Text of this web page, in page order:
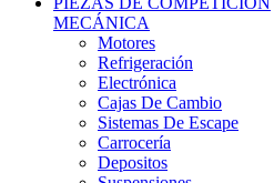
MECÁNICA
Motores
Refrigeración
Electrónica
Cajas De Cambio
Sistemas De Escape
Carrocería
Depositos